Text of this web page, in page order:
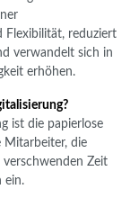
Flexibilität, reduziert
verwandelt sich in
erhöhen.
ist die papierlose
Mitarbeiter, die
Zeit
ein.